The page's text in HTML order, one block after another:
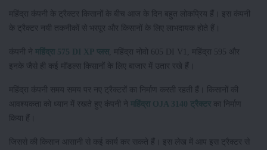
महिंद्रा कंपनी के ट्रैक्टर किसानों के बीच आज के दिन बहुत लोकप्रिय हैं। इस कंपनी
के ट्रैक्टर नयी तकनीकों से भरपूर और किसानों के लिए लाभदायक होते हैं।
कंपनी ने महिंद्रा 575 DI XP प्लस, महिंद्रा नोवो 605 DI V1, महिंद्रा 595 और
इनके जैसे ही कई मॉडल्स किसानों के लिए बाजार में उतार रखे हैं।
महिंद्रा कंपनी समय समय पर नए ट्रैक्टरों का निर्माण करती रहती हैं। किसानों की
आवश्यकता को ध्यान में रखते हुए कंपनी ने महिंद्रा OJA 3140 ट्रैक्टर का निर्माण
किया हैं।
जिससे की किसान आसानी से कई कार्य कर सकते हैं। इस लेख में आप इस ट्रैक्टर से